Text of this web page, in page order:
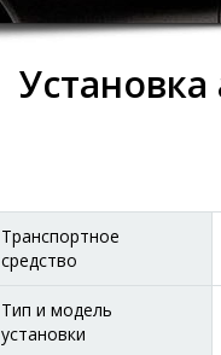
Транспортное
средство
Тип и модель
установки